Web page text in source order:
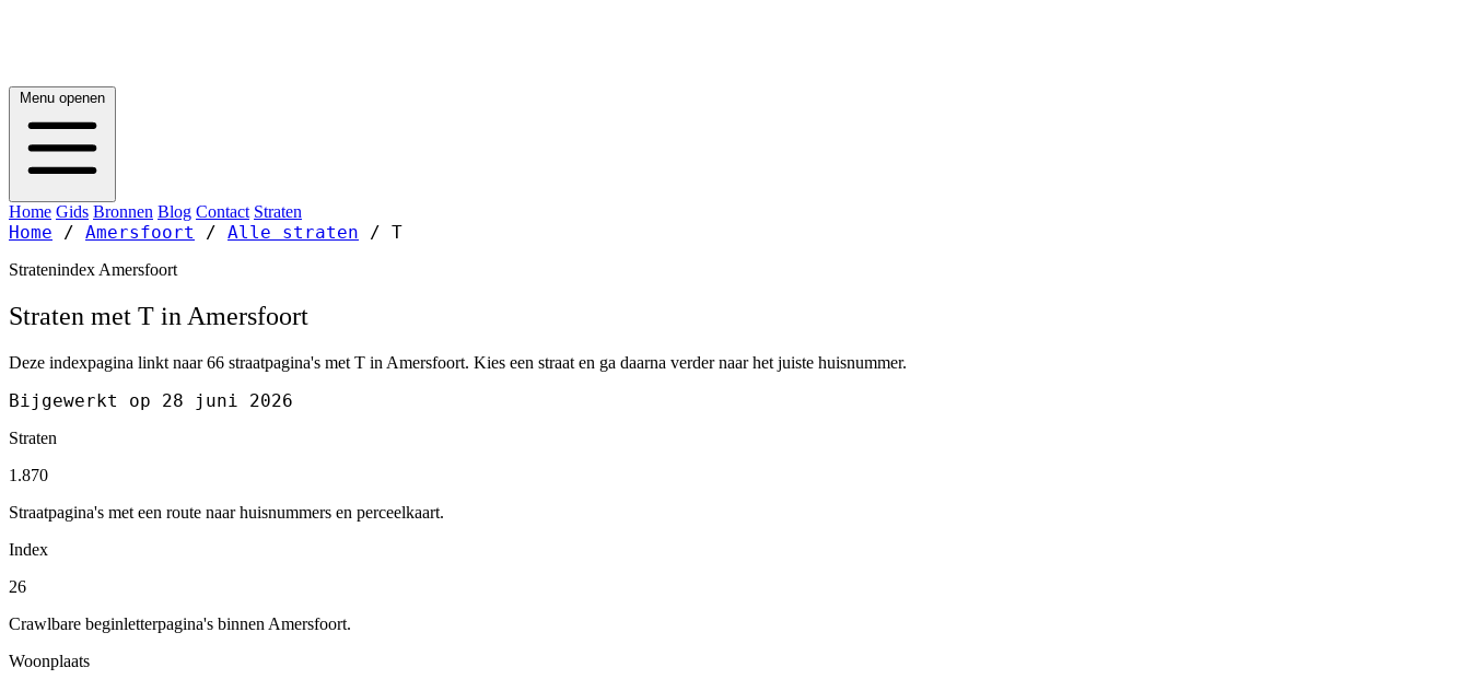
Menu openen
Home Gids Bronnen Blog Contact Straten
Home / Amersfoort / Alle straten / T
Stratenindex Amersfoort
Straten met T in Amersfoort
Deze indexpagina linkt naar 66 straatpagina's met T in Amersfoort. Kies een straat en ga daarna verder naar het juiste huisnummer.
Bijgewerkt op 28 juni 2026
Straten
1.870
Straatpagina's met een route naar huisnummers en perceelkaart.
Index
26
Crawlbare beginletterpagina's binnen Amersfoort.
Woonplaats